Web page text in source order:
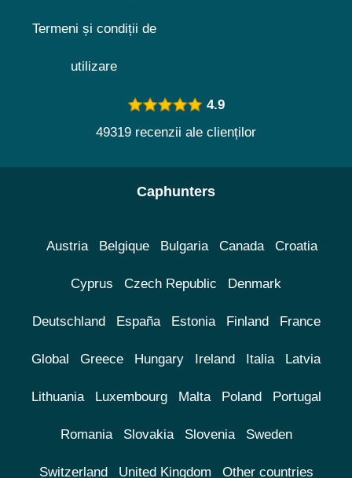
Termeni și condiții de
utilizare
4.9
49319 recenzii ale clienților
Caphunters
Austria Belgique Bulgaria Canada Croatia
Cyprus Czech Republic Denmark
Deutschland España Estonia Finland France
Global Greece Hungary Ireland Italia Latvia
Lithuania Luxembourg Malta Poland Portugal
Romania Slovakia Slovenia Sweden
Switzerland United Kingdom Other countries